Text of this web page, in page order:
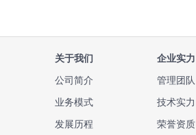
关于我们
公司简介
业务模式
发展历程
企业实力
管理团队
技术实力
荣誉资质